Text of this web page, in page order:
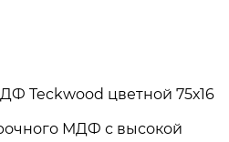
Teckwood цветной 75х16
МДФ с высокой